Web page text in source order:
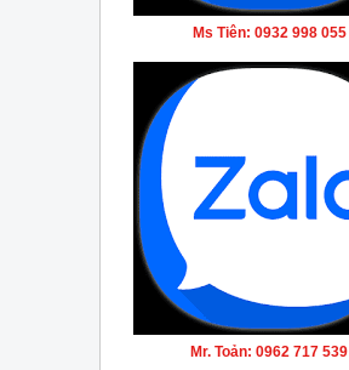
Ms Tiên: 0932 998 055
Mr. Toản: 0962 717 539